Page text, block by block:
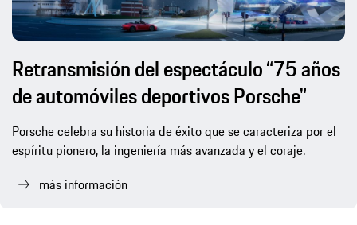
Retransmisión del espectáculo “75 años
de automóviles deportivos Porsche"
Porsche celebra su historia de éxito que se caracteriza por el
espíritu pionero, la ingeniería más avanzada y el coraje.
más información